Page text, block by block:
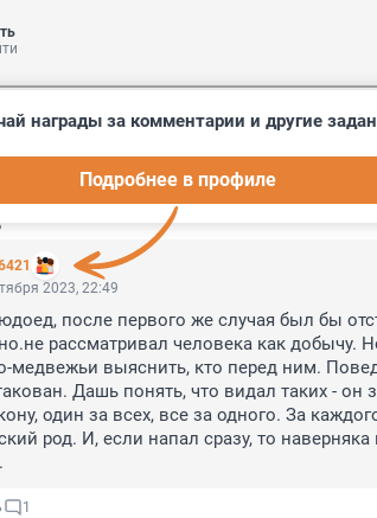
- съел бы
награды за комментарии и другие
Подробнее в профиле
2023, 22:49
после первого же случая был бы
рассматривал человека как добычу.
медвежьи выяснить, кто перед ним.
Дашь понять, что видал таких - он
один за всех, все за одного. За
род. И, если напал сразу, то
1